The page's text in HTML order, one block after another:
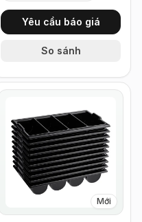
Yêu cầu báo giá
So sánh
Mới